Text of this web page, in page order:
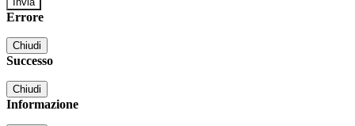
Errore
Chiudi
Successo
Chiudi
Informazione